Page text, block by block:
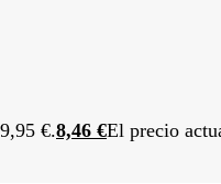
€.8,46 €El precio